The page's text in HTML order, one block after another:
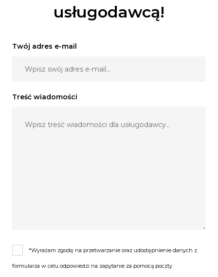
usługodawcą!
Twój adres e-mail
Treść wiadomości
*Wyrażam zgodę na przetwarzanie oraz udostępnienie danych z
formularza w celu odpowiedzi na zapytanie za pomocą poczty